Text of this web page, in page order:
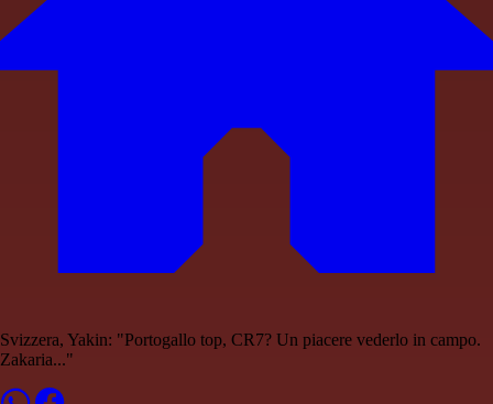
Svizzera, Yakin: "Portogallo top, CR7? Un piacere vederlo in campo.
Zakaria..."